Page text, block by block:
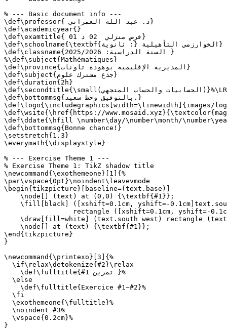
% --- Basic document info ---
\def\professor{ ذ. عبد الله العمراني}
\def\academicyear{}
\def\examtitle{ فرض منزلي  02 د 01}
\def\schoolname{\textbf{ثانوية :} الخوارزمي التأهيلية}
\def\classname{السنة الدراسية: 2025/2026 }
%\def\subject{Mathématiques}
\def\province{المديرية الإقليمية بوهودة تاونات}
\def\subject{جذع مشترك علوم}
\def\duration{2h}
\def\secondtitle{\small(الحسابيات والحساب المتجهي)}%\LR{(Arithmétiques \& Calcul vectoriel)}
\def\bottommsg{بالتوفيق وحظ سعيد.}
\def\logo{\includegraphics[width=\linewidth]{images/
\def\wsite{\href{https://
\def\ddate{\hfill \number\day/\number\month/
\def\bottommsg{Bonne chance!}
\setstretch{1.3}
\everymath{\displaystyle}
% --- Exercise Theme 1 ---
% Exercise Theme 1: TikZ shadow title
\newcommand{\exothemeone}[1]{%
\par\vspace{0pt}\noindent\leavevmode
\begin{tikzpicture}[baseline=(text.base)]
    \node[] (text) at (0,0) {\textbf{#1}};
\fill[black] ([xshift=0.1cm, yshift=-
rectangle ([xshift=0.1cm, yshift=-
\draw[fill=white] (text.south west) rectangle
    \node[] at (text) {\textbf{#1}};
\end{tikzpicture}
}
\newcommand{\printexo}[3]{%
  \if\relax\detokenize{#2}\relax
    \def\fulltitle{#1 تمرين }%
  \else
    \def\fulltitle{Exercice #1~#2}%
  \fi
  \exothemeone{\fulltitle}%
  \noindent #3%
  \vspace{0.2cm}%
}